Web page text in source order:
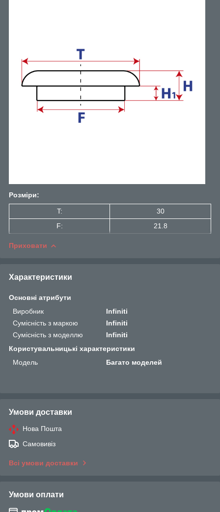
Розміри:
T:
30
F:
21.8
Приховати
Характеристики
Основні атрибути
Виробник
Infiniti
Сумісність з маркою
Infiniti
Сумісність з моделлю
Infiniti
Користувальницькі характеристики
Мoдель
Багато моделей
Умови доставки
Нова Пошта
Самовивіз
Всі умови доставки
Умови оплати